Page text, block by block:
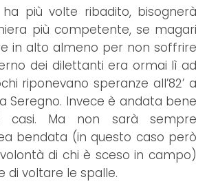
più volte ribadito, bisognerà
più competente, se magari
in alto almeno per non soffrire
dei dilettanti era ormai lì ad
riponevano speranze all’82’ a
Seregno. Invece è andata bene
Ma non sarà sempre
bendata (in questo caso però
di chi è sceso in campo)
di voltare le spalle.